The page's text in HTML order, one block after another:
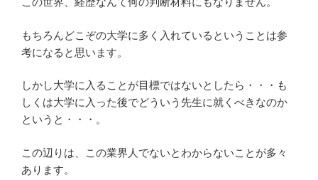
もちろんどこぞの大学に多く入れているということは参
考になると思います。
しかし大学に入ることが目標ではないとしたら・・・も
しくは大学に入った後でどういう先生に就くべきなのか
というと・・・。
この辺りは、この業界人でないとわからないことが多々
あります。